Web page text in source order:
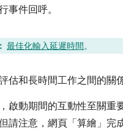
事件回呼。
最佳化輸入延遲時間。
估和長時間工作之間的關
啟動期間的互動性至關重
請注意，網頁「算繪」 完